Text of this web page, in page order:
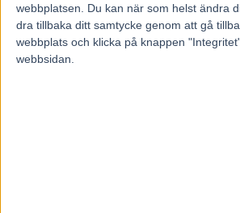
webbplatsen. Du kan när som helst ändra
dra tillbaka ditt samtycke genom att gå
webbplats och klicka på knappen
webbsidan.
Föregående artikel
Fem tippar V75 till Solvalla
26 december 2020
Inför